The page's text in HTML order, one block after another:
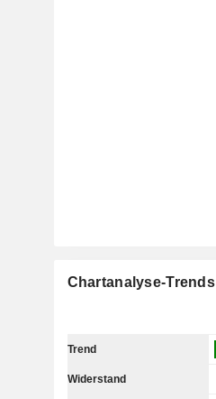
Chartanalyse-Trends
Trend
Widerstand